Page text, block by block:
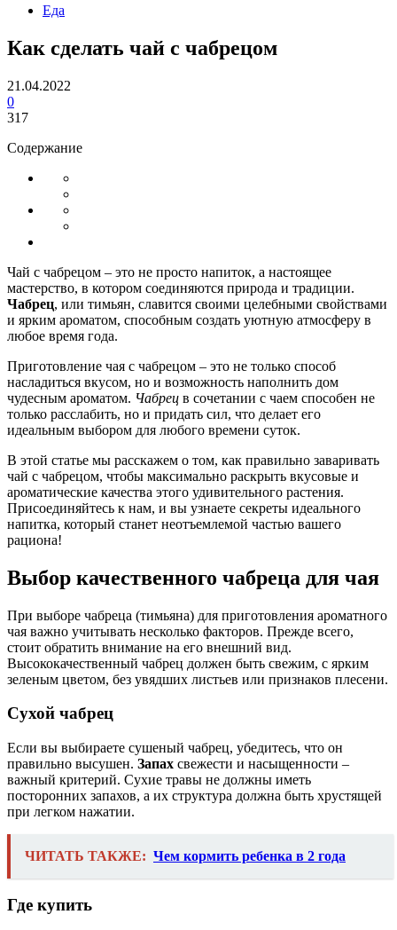
Еда
Как сделать чай с чабрецом
21.04.2022
0
317
Содержание
Чай с чабрецом – это не просто напиток, а настоящее
мастерство, в котором соединяются природа и традиции.
Чабрец, или тимьян, славится своими целебными свойствами
и ярким ароматом, способным создать уютную атмосферу в
любое время года.
Приготовление чая с чабрецом – это не только способ
насладиться вкусом, но и возможность наполнить дом
чудесным ароматом. Чабрец в сочетании с чаем способен не
только расслабить, но и придать сил, что делает его
идеальным выбором для любого времени суток.
В этой статье мы расскажем о том, как правильно заваривать
чай с чабрецом, чтобы максимально раскрыть вкусовые и
ароматические качества этого удивительного растения.
Присоединяйтесь к нам, и вы узнаете секреты идеального
напитка, который станет неотъемлемой частью вашего
рациона!
Выбор качественного чабреца для чая
При выборе чабреца (тимьяна) для приготовления ароматного
чая важно учитывать несколько факторов. Прежде всего,
стоит обратить внимание на его внешний вид.
Высококачественный чабрец должен быть свежим, с ярким
зеленым цветом, без увядших листьев или признаков плесени.
Сухой чабрец
Если вы выбираете сушеный чабрец, убедитесь, что он
правильно высушен. Запах свежести и насыщенности –
важный критерий. Сухие травы не должны иметь
посторонних запахов, а их структура должна быть хрустящей
при легком нажатии.
ЧИТАТЬ ТАКЖЕ: Чем кормить ребенка в 2 года
Где купить